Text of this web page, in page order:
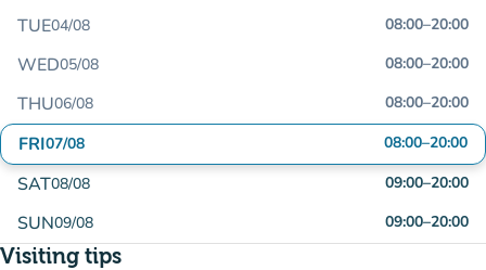
TUE04/08 08:00–20:00
WED05/08 08:00–20:00
THU06/08 08:00–20:00
FRI07/08 08:00–20:00
SAT08/08 09:00–20:00
SUN09/08 09:00–20:00
Visiting tips